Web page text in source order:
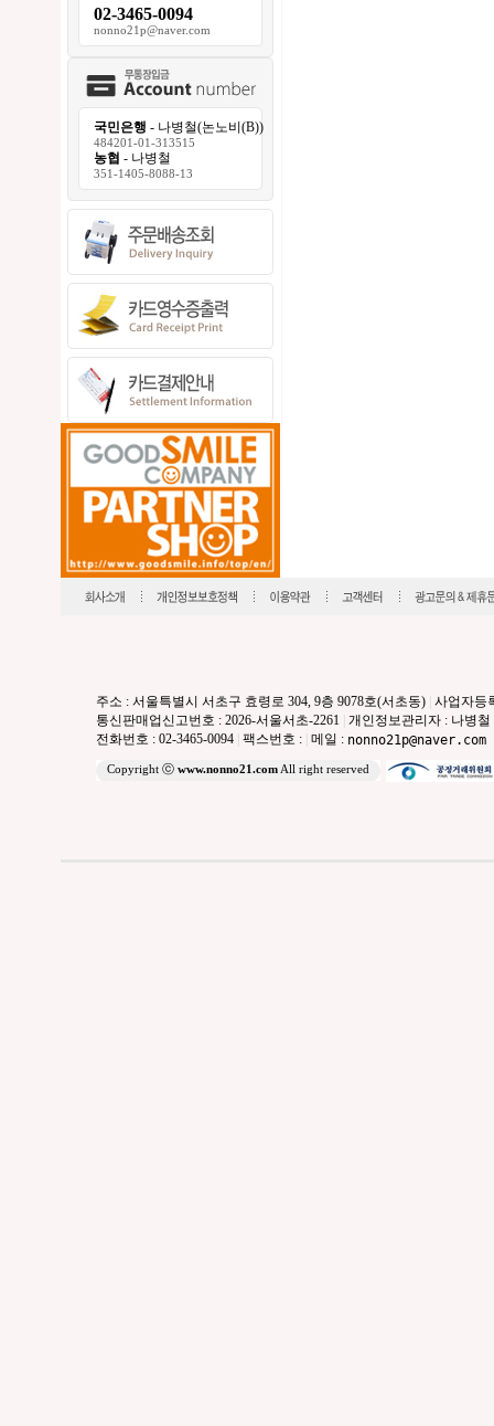
02-3465-0094
nonno21p@naver.com
국민은행 - 나병철(논노비(B))
484201-01-313515
농협 - 나병철
351-1405-8088-13
주소 : 서울특별시 서초구 효령로 304, 9층 9078호(서초동) 사업자등
통신판매업신고번호 : 2026-서울서초-2261 개인정보관리자 : 나병철
전화번호 : 02-3465-0094 팩스번호 : 메일 : nonno21p@naver.com
Copyright ⓒ www.nonno21.comAll right reserved